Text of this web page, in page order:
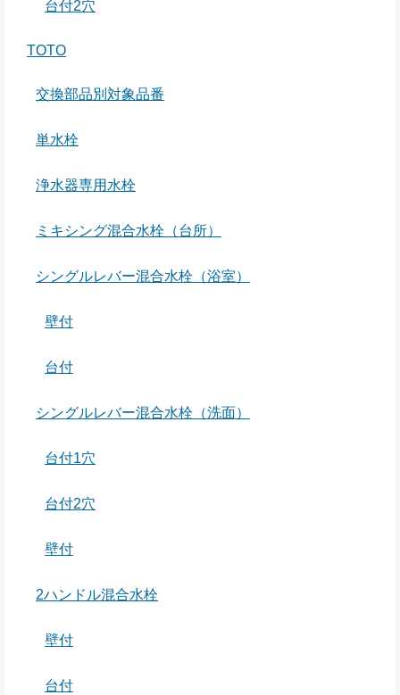
台付2穴
TOTO
交換部品別対象品番
単水栓
浄水器専用水栓
ミキシング混合水栓（台所）
シングルレバー混合水栓（浴室）
壁付
台付
シングルレバー混合水栓（洗面）
台付1穴
台付2穴
壁付
2ハンドル混合水栓
壁付
台付